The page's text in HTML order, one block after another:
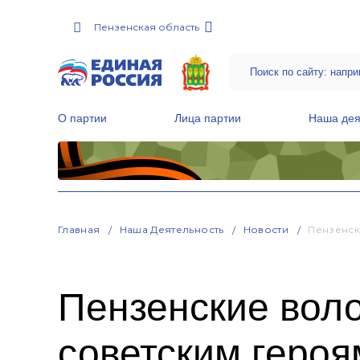
Пензенская область
О партии Лица партии Наша
Главная Наша Деятельность Новости
Пензенские